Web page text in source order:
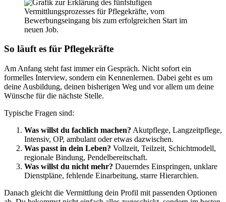
So läuft es für Pflegekräfte
Am Anfang steht fast immer ein Gespräch. Nicht sofort ein
formelles Interview, sondern ein Kennenlernen. Dabei geht es um
deine Ausbildung, deinen bisherigen Weg und vor allem um deine
Wünsche für die nächste Stelle.
Typische Fragen sind:
Was willst du fachlich machen? Akutpflege, Langzeitpflege,
Intensiv, OP, ambulant oder etwas dazwischen.
Was passt in dein Leben? Vollzeit, Teilzeit, Schichtmodell,
regionale Bindung, Pendelbereitschaft.
Was willst du nicht mehr? Dauerndes Einspringen, unklare
Dienstpläne, fehlende Einarbeitung, starre Hierarchien.
Danach gleicht die Vermittlung dein Profil mit passenden Optionen